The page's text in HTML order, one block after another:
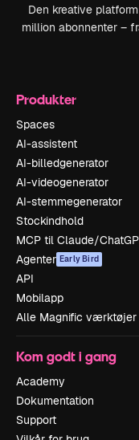
Den kreative
million abonnenter –
Produkter
Spaces
AI-assistent
AI-billedgenerator
AI-videogenerator
AI-stemmegenerator
Stockindhold
MCP til Claude/
Agenter Early Bird
API
Mobilapp
Alle Magnific værktøjer
Kom godt i gang
Academy
Dokumentation
Support